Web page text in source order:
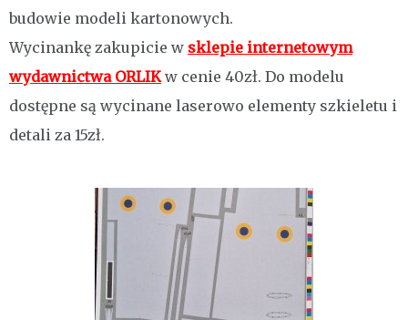
budowie modeli kartonowych.
Wycinankę zakupicie w sklepie internetowym
wydawnictwa ORLIKw cenie 40zł. Do modelu
dostępne są wycinane laserowo elementy szkieletu i
detali za 15zł.